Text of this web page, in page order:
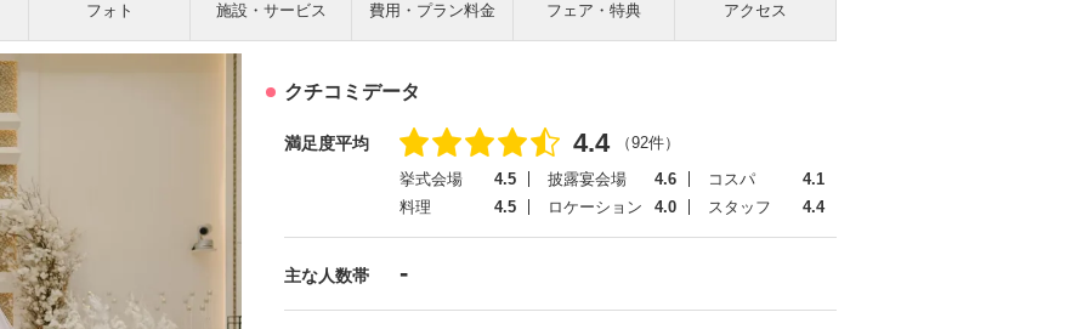
フォト 施設・サービス 費用・プラン料金 フェア・特典 アクセス
クチコミデータ
満足度平均 点数
4.4
（92件）
挙式会場
4.5 披露宴会場 4.6 コスパ
4.1
料理
4.5 ロケーション 4.0 スタッフ 4.4
主な人数帯 -